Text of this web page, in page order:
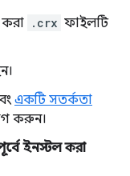
করা .crx ফাইলটি
একটি সতর্কতা
করুন।
ইনস্টল করা